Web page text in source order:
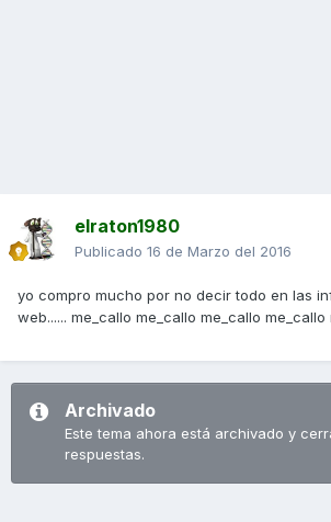
elraton1980
Publicado 16 de Marzo del 2016
yo compro mucho por no decir todo en las
web...... me_callo me_callo me_callo me_callo
Archivado
Este tema ahora está archivado y
respuestas.